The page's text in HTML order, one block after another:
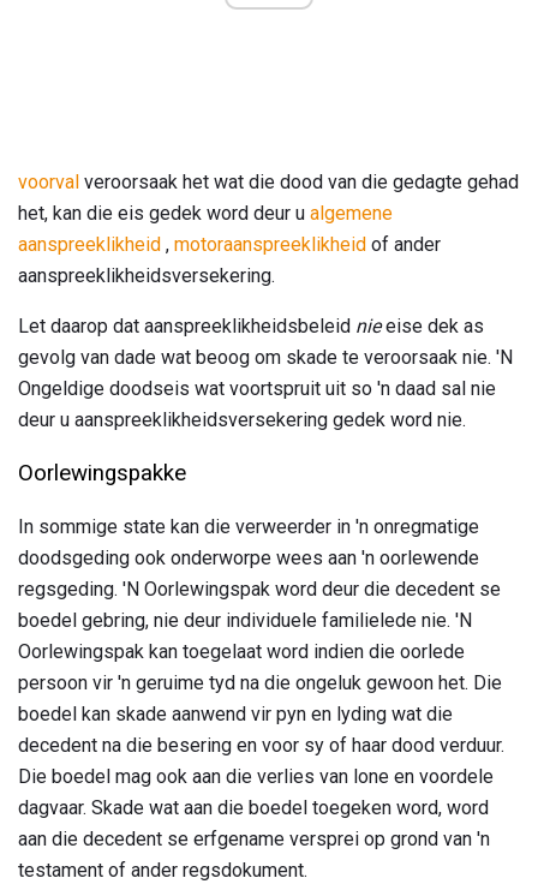
voorval veroorsaak het wat die dood van die gedagte gehad
het, kan die eis gedek word deur u algemene
aanspreeklikheid , motoraanspreeklikheid of ander
aanspreeklikheidsversekering.
Let daarop dat aanspreeklikheidsbeleid nieeise dek as
gevolg van dade wat beoog om skade te veroorsaak nie. 'N
Ongeldige doodseis wat voortspruit uit so 'n daad sal nie
deur u aanspreeklikheidsversekering gedek word nie.
Oorlewingspakke
In sommige state kan die verweerder in 'n onregmatige
doodsgeding ook onderworpe wees aan 'n oorlewende
regsgeding. 'N Oorlewingspak word deur die decedent se
boedel gebring, nie deur individuele familielede nie. 'N
Oorlewingspak kan toegelaat word indien die oorlede
persoon vir 'n geruime tyd na die ongeluk gewoon het. Die
boedel kan skade aanwend vir pyn en lyding wat die
decedent na die besering en voor sy of haar dood verduur.
Die boedel mag ook aan die verlies van lone en voordele
dagvaar. Skade wat aan die boedel toegeken word, word
aan die decedent se erfgename versprei op grond van 'n
testament of ander regsdokument.